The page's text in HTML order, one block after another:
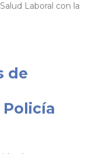
Laboral con la
de